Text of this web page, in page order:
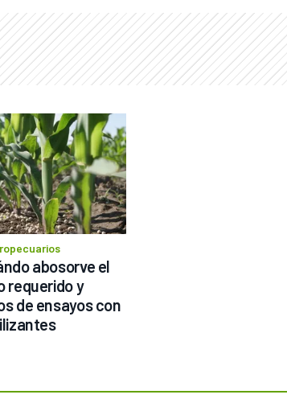
abosorve el
requerido y
de ensayos con